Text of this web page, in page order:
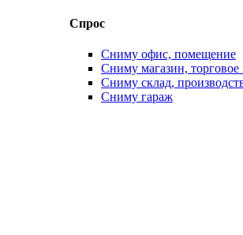
Спрос
Сниму офис, помещение
Сниму магазин,
Сниму склад,
Сниму гараж